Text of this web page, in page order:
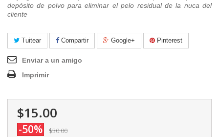
depósito de polvo para eliminar el pelo residual de la nuca del
cliente
Tuitear Compartir Google+ Pinterest
Enviar a un amigo
Imprimir
$15.00
-50% $30.00